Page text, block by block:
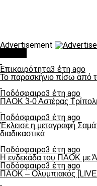
Advertisement
Επικαιρότητα3 έτη ago
Το παρασκήνιο πίσω από
Ποδόσφαιρο3 έτη ago
ΠΑΟΚ 3-0 Αστέρας
Ποδόσφαιρο3 έτη ago
Έκλεισε η μεταγραφή
διαδικαστικά
Ποδόσφαιρο3 έτη ago
Η ενδεκάδα του ΠΑΟΚ με
Ποδόσφαιρο3 έτη ago
ΠΑΟΚ – Ολυμπιακός